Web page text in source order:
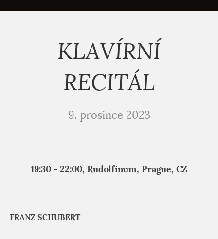
KLAVÍRNÍ
RECITÁL
9. prosince 2023
19:30 - 22:00, Rudolfinum, Prague, CZ
FRANZ SCHUBERT